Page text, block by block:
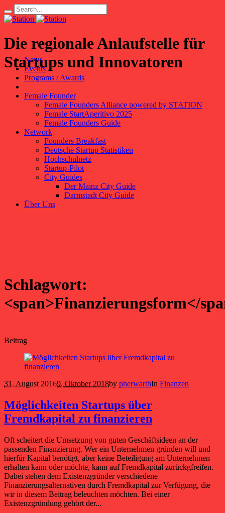
Die regionale Anlaufstelle für
Startups und Innovatoren
News
Events
Programs / Awards
Female Founder
Female Founders Alliance powered by STATION
Female StartAperitivo 2025
Female Founders Guide
Network
Founders Breakfast
Deutsche Startup Statistiken
Hochschulnetz
Startup-Pilot
City Guides
Der Mainz City Guide
Darmstadt City Guide
Über Uns
Schlagwort:
<span>Finanzierungsform</
Beitrag
31. August 20169. Oktober 2018by pherwarthIn Finanzen
Möglichkeiten Startups über
Fremdkapital zu finanzieren
Oft scheitert die Umsetzung von guten Geschäftsideen an der
passenden Finanzierung. Wer ein Unternehmen gründen will und
hierfür Kapital benötigt, aber keine Beteiligung am Unternehmen
erhalten kann oder möchte, kann auf Fremdkapital zurückgfreifen.
Dabei stehen dem Existenzgründer verschiedene
Finanzierungsalternativen durch Fremdkapital zur Verfügung, die
wir in diesem Beitrag beleuchten möchten. Bei einer
Existenzgründung gehört der...